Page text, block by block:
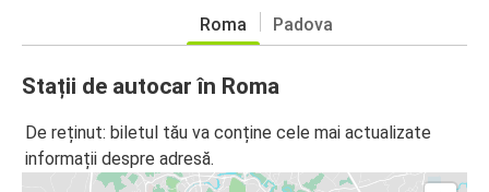
Roma Padova
Stații de autocar în Roma
De reținut: biletul tău va conține cele mai actualizate
informații despre adresă.